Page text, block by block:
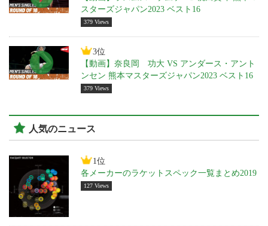
スターズジャパン2023 ベスト16
379 Views
3位
【動画】奈良岡 功大 VS アンダース・アント
ンセン 熊本マスターズジャパン2023 ベスト16
379 Views
人気のニュース
1位
各メーカーのラケットスペック一覧まとめ2019
127 Views